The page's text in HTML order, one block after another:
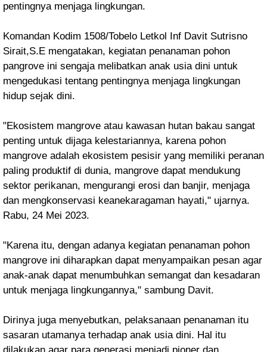
pentingnya menjaga lingkungan.
Komandan Kodim 1508/Tobelo Letkol Inf Davit Sutrisno
Sirait,S.E mengatakan, kegiatan penanaman pohon
pangrove ini sengaja melibatkan anak usia dini untuk
mengedukasi tentang pentingnya menjaga lingkungan
hidup sejak dini.
"Ekosistem mangrove atau kawasan hutan bakau sangat
penting untuk dijaga kelestariannya, karena pohon
mangrove adalah ekosistem pesisir yang memiliki peranan
paling produktif di dunia, mangrove dapat mendukung
sektor perikanan, mengurangi erosi dan banjir, menjaga
dan mengkonservasi keanekaragaman hayati," ujarnya.
Rabu, 24 Mei 2023.
"Karena itu, dengan adanya kegiatan penanaman pohon
mangrove ini diharapkan dapat menyampaikan pesan agar
anak-anak dapat menumbuhkan semangat dan kesadaran
untuk menjaga lingkungannya," sambung Davit.
Dirinya juga menyebutkan, pelaksanaan penanaman itu
sasaran utamanya terhadap anak usia dini. Hal itu